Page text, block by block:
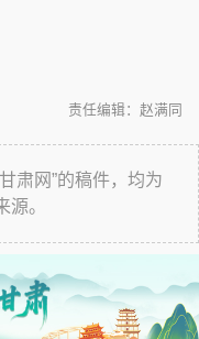
责任编辑：赵满同
肃网”的稿件，均为
。